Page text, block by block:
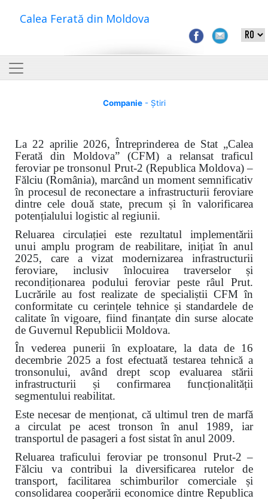
Calea Ferată din Moldova
Companie- Știri
La 22 aprilie 2026, Întreprinderea de Stat „Calea
Ferată din Moldova” (CFM) a relansat traficul
feroviar pe tronsonul Prut-2 (Republica Moldova) –
Fălciu (România), marcând un moment semnificativ
în procesul de reconectare a infrastructurii feroviare
dintre cele două state, precum și în valorificarea
potențialului logistic al regiunii.
Reluarea circulației este rezultatul implementării
unui amplu program de reabilitare, inițiat în anul
2025, care a vizat modernizarea infrastructurii
feroviare, inclusiv înlocuirea traverselor și
recondiționarea podului feroviar peste râul Prut.
Lucrările au fost realizate de specialiștii CFM în
conformitate cu cerințele tehnice și standardele de
calitate în vigoare, fiind finanțate din surse alocate
de Guvernul Republicii Moldova.
În vederea punerii în exploatare, la data de 16
decembrie 2025 a fost efectuată testarea tehnică a
tronsonului, având drept scop evaluarea stării
infrastructurii și confirmarea funcționalității
segmentului reabilitat.
Este necesar de menționat, că ultimul tren de marfă
a circulat pe acest tronson în anul 1989, iar
transportul de pasageri a fost sistat în anul 2009.
Reluarea traficului feroviar pe tronsonul Prut-2 –
Fălciu va contribui la diversificarea rutelor de
transport, facilitarea schimburilor comerciale și
consolidarea cooperării economice dintre Republica